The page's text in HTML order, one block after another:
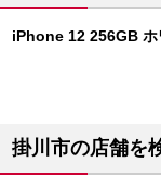
iPhone 12 256GB ホ
掛川市の店舗を